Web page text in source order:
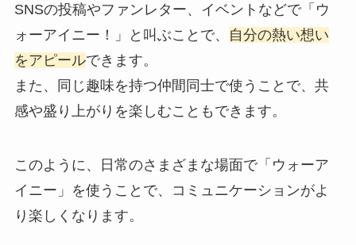
SNSの投稿やファンレター、イベントなどで「ウ
ォーアイニー！」と叫ぶことで、
自分の熱い想い
をアピールできます。
また、同じ趣味を持つ仲間同士で使うことで、共
感や盛り上がりを楽しむこともできます。
このように、日常のさまざまな場面で「ウォーア
イニー」を使うことで、コミュニケーションがよ
り楽しくなります。